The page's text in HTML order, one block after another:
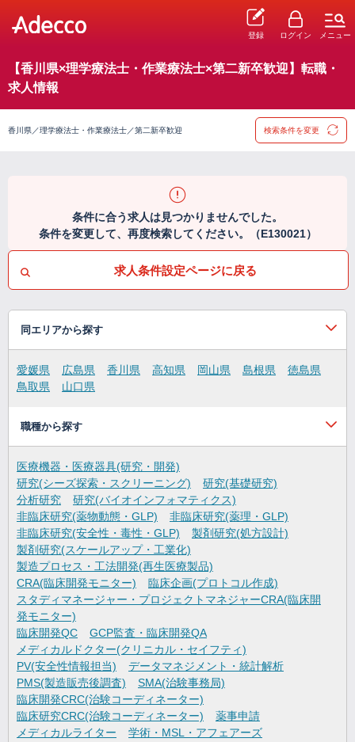
登録 ログイン メニュー
【香川県×理学療法士・作業療法士×第二新卒歓迎】転職・
求人情報
香川県／理学療法士・作業療法士／第二新卒歓迎 検索条件を変更
条件に合う求人は見つかりませんでした。
条件を変更して、再度検索してください。（E130021）
求人条件設定ページに戻る
同エリアから探す
愛媛県 広島県 香川県 高知県 岡山県 島根県
徳島県
鳥取県
山口県
職種から探す
医療機器・医療器具(研究・開発)
研究(シーズ探索・スクリーニング)
研究(基礎研究)
分析研究
研究(バイオインフォマティクス)
非臨床研究(薬物動態・GLP)
非臨床研究(薬理・GLP)
非臨床研究(安全性・毒性・GLP)
製剤研究(処方設計)
製剤研究(スケールアップ・工業化)
製造プロセス・工法開発(再生医療製品)
CRA(臨床開発モニター)
臨床企画(プロトコル作成)
スタディマネージャー・プロジェクトマネジャーCRA(臨床開
発モニター)
臨床開発QC
GCP監査・臨床開発QA
メディカルドクター(クリニカル・セイフティ)
PV(安全性情報担当)
データマネジメント・統計解析
PMS(製造販売後調査)
SMA(治験事務局)
臨床開発CRC(治験コーディネーター)
臨床研究CRC(治験コーディネーター)
薬事申請
メディカルライター
学術・MSL・アフェアーズ